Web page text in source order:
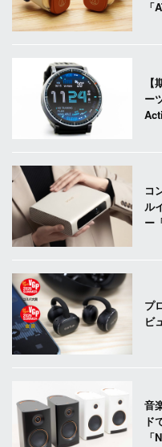
ー
コ
ル
ー
プ
ビ
音
ド
「